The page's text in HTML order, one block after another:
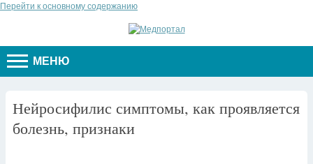
Перейти к основному содержанию
МЕНЮ
Нейросифилис симптомы, как проявляется
болезнь, признаки